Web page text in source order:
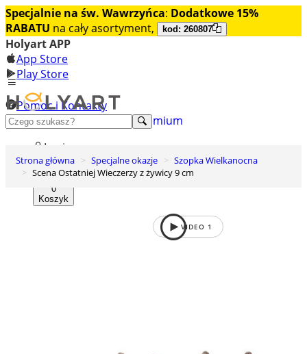
Specjalnie na św. Wawrzyńca: Dodatkowe 15%
RABATU na cały asortyment, kod: 260807
Holyart APP
App Store
Play Store
Pomoc i Kontakty
+48 222 922 860
Odkryj premium
Login
Lista życzeń
0
Koszyk
Strona główna Specjalne okazje
Szopka Wielkanocna
Scena Ostatniej Wieczerzy z żywicy 9 cm
VIDEO 1